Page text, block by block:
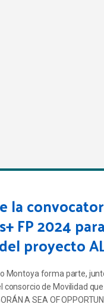
la
FP 2024
proyecto
Montoya forma parte,
consorcio de Movilidad
A SEA OF